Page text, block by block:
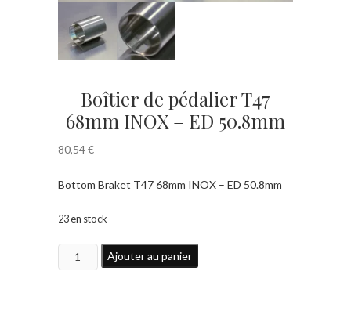
Boîtier de pédalier T47
68mm INOX – ED 50.8mm
80,54€
Bottom Braket T47 68mm INOX – ED 50.8mm
23 en stock
quantité
de
Ajouter au panier